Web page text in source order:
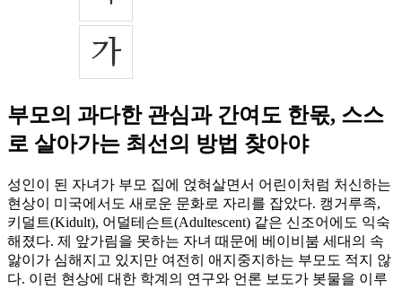
부모의 과다한 관심과 간여도 한몫, 스스
로 살아가는 최선의 방법 찾아야
성인이 된 자녀가 부모 집에 얹혀살면서 어린이처럼 처신하는
현상이 미국에서도 새로운 문화로 자리를 잡았다. 캥거루족,
키덜트(Kidult), 어덜테슨트(Adultescent) 같은 신조어에도 익숙
해졌다. 제 앞가림을 못하는 자녀 때문에 베이비붐 세대의 속
앓이가 심해지고 있지만 여전히 애지중지하는 부모도 적지 않
다. 이런 현상에 대한 학계의 연구와 언론 보도가 봇물을 이루